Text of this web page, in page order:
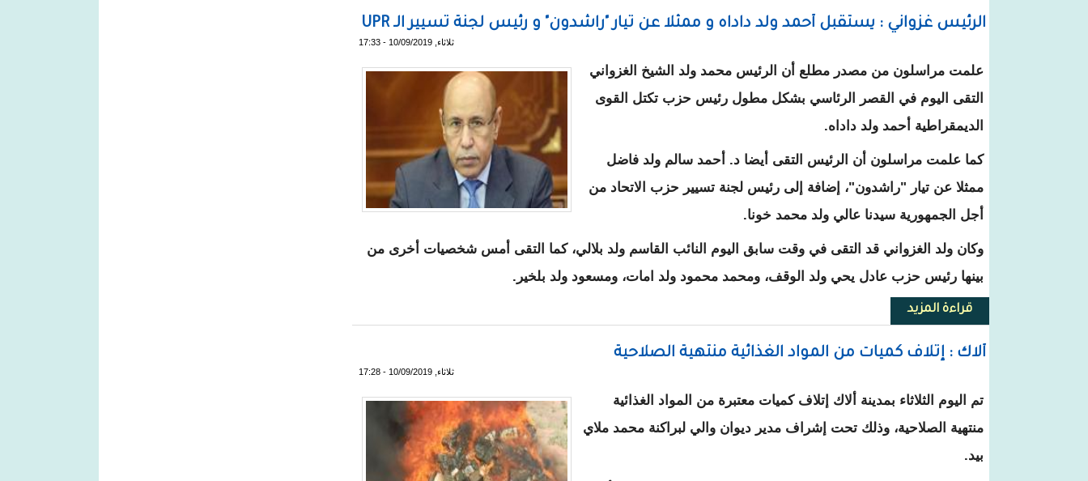
الرئيس غزواني : يستقبل أحمد ولد داداه و ممثلا عن تيار "راشدون" و رئيس لجنة تسيير الـ UPR
ثلاثاء, 10/09/2019 - 17:33
علمت مراسلون من مصدر مطلع أن الرئيس محمد ولد الشيخ الغزواني
التقى اليوم في القصر الرئاسي بشكل مطول رئيس حزب تكتل القوى
الديمقراطية أحمد ولد داداه.
كما علمت مراسلون أن الرئيس التقى أيضا د. أحمد سالم ولد فاضل
ممثلا عن تيار "راشدون"، إضافة إلى رئيس لجنة تسيير حزب الاتحاد من
أجل الجمهورية سيدنا عالي ولد محمد خونا.
وكان ولد الغزواني قد التقى في وقت سابق اليوم النائب القاسم ولد بلالي، كما التقى أمس شخصيات أخرى من
بينها رئيس حزب عادل يحي ولد الوقف، ومحمد محمود ولد امات، ومسعود ولد بلخير.
قراءة المزيدحول الرئيس غزواني : يستقبل أحمد ولد داداه و ممثلا عن تيار "راشدون" و رئيس لجنة تسيير الـ UPR
ألاك : إتلاف كميات من المواد الغذائية منتهية الصلاحية
ثلاثاء, 10/09/2019 - 17:28
تم اليوم الثلاثاء بمدينة ألاك إتلاف كميات معتبرة من المواد الغذائية
منتهية الصلاحية، وذلك تحت إشراف مدير ديوان والي لبراكنة محمد ملاي
بيد.